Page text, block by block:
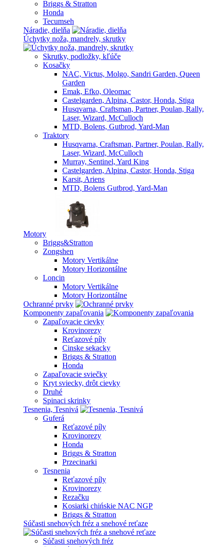
Briggs & Stratton
Honda
Tecumseh
Náradie, dielňa
Úchytky noža, mandrely, skrutky
Skrutky, podložky, kľúče
Kosačky
NAC, Victus, Molgo, Sandri Garden, Queen
Garden
Emak, Efko, Oleomac
Castelgarden, Alpina, Castor, Honda, Stiga
Husqvarna, Craftsman, Partner, Poulan, Rally,
Laser, Wizard, McCulloch
MTD, Bolens, Gutbrod, Yard-Man
Traktory
Husqvarna, Craftsman, Partner, Poulan, Rally,
Laser, Wizard, McCulloch
Murray, Sentinel, Yard King
Castelgarden, Alpina, Castor, Honda, Stiga
Karsit, Ariens
MTD, Bolens Gutbrod, Yard-Man
Motory
Briggs&Stratton
Zongshen
Motory Vertikálne
Motory Horizontálne
Loncin
Motory Vertikálne
Motory Horizontálne
Ochranné prvky
Komponenty zapaľovania
Zapaľovacie cievky
Krovinorezy
Reťazové píly
Cinske sekacky
Briggs & Stratton
Honda
Zapaľovacie sviečky
Kryt sviecky, drôt cievky
Druhé
Spinaci skrinky
Tesnenia, Tesnivá
Guferá
Reťazové píly
Krovinorezy
Honda
Briggs & Stratton
Przecinarki
Tesnenia
Reťazové píly
Krovinorezy
Rezačku
Kosiarki chińskie NAC NGP
Briggs & Stratton
Súčasti snehových fréz a snehové reťaze
Súčasti snehových fréz